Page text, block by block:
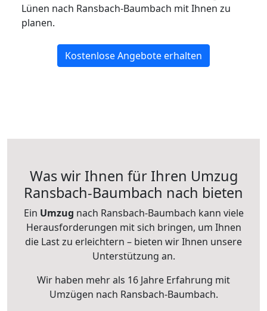
Lünen nach Ransbach-Baumbach mit Ihnen zu
planen.
Kostenlose Angebote erhalten
Was wir Ihnen für Ihren Umzug
Ransbach-Baumbach nach bieten
Ein Umzug nach Ransbach-Baumbach kann viele
Herausforderungen mit sich bringen, um Ihnen
die Last zu erleichtern – bieten wir Ihnen unsere
Unterstützung an.
Wir haben mehr als 16 Jahre Erfahrung mit
Umzügen nach Ransbach-Baumbach.